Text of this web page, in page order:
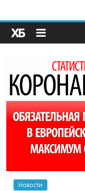
Секрет
здорового
Новости